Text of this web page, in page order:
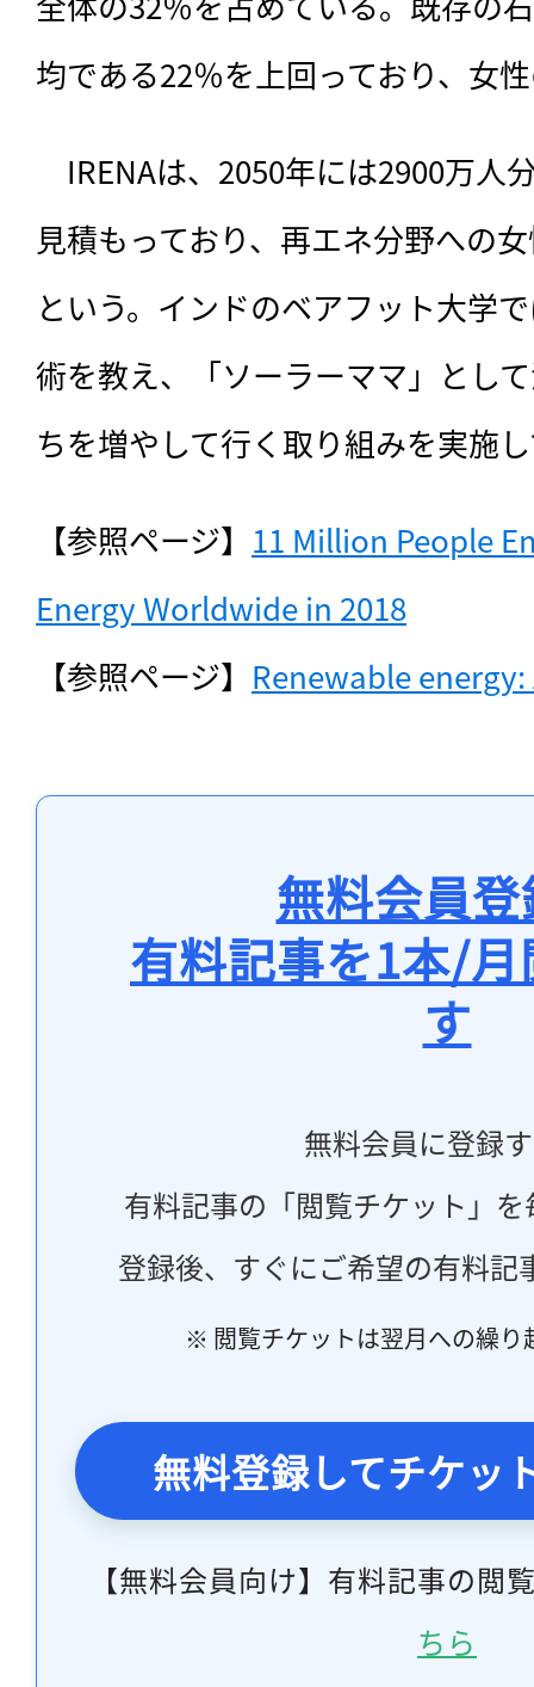
均である22％を上回っており、女
IRENAは、2050年には2900万人
見積もっており、再エネ分野への
という。インドのベアフット大学
術を教え、「ソーラーママ」とし
ちを増やして行く取り組みを実施
【参照ページ】 11 Million People
Energy Worldwide in 2018
【参照ページ】 Renewable
無料会員
有料記事を1本/
す
無料会員に登録
有料記事の「閲覧チケット」
登録後、すぐにご希望の有料記
※ 閲覧チケットは翌月への繰り
無料登録してチケッ
【無料会員向け】有料記事の閲
ちら